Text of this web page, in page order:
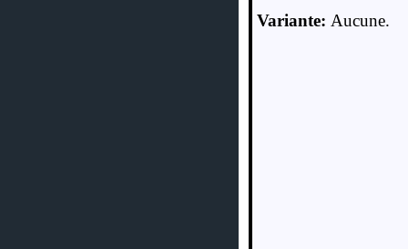
Variante: Aucune.